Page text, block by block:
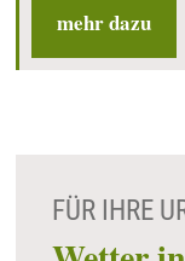
mehr dazu
FÜR IHRE